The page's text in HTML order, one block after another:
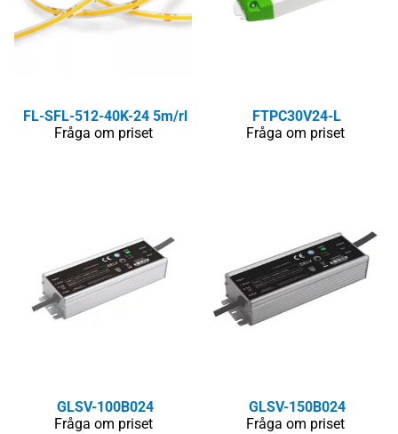
FL-SFL-512-40K-24 5m/rl
Fråga om priset
FTPC30V24-L
Fråga om priset
GLSV-100B024
Fråga om priset
GLSV-150B024
Fråga om priset